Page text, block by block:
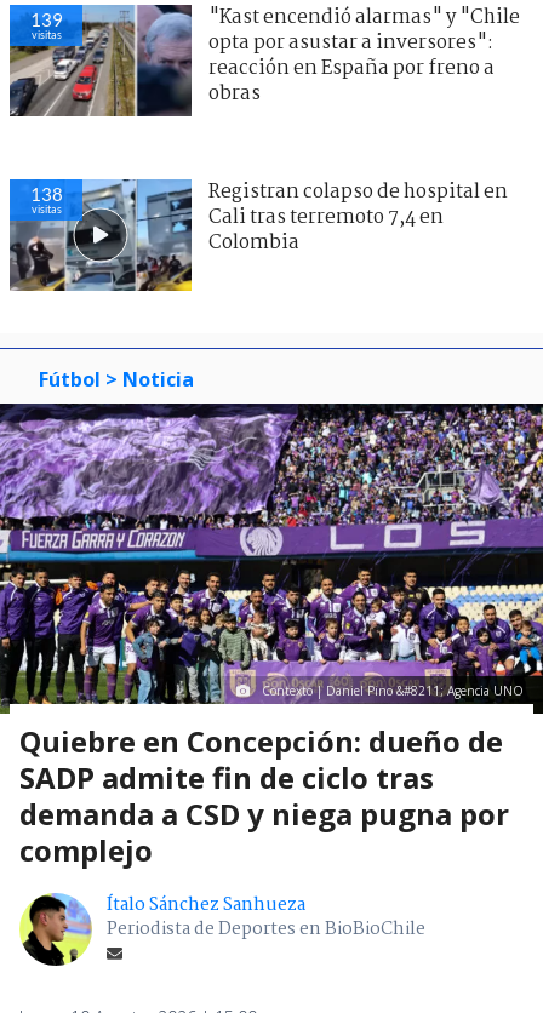
139
visitas
"Kast encendió alarmas" y "Chile
opta por asustar a inversores":
reacción en España por freno a
obras
138
visitas
Registran colapso de hospital en
Cali tras terremoto 7,4 en
Colombia
Fútbol > Noticia
Contexto | Daniel Pino &#8211; Agencia UNO
Quiebre en Concepción: dueño de
SADP admite fin de ciclo tras
demanda a CSD y niega pugna por
complejo
Ítalo Sánchez Sanhueza
Periodista de Deportes en BioBioChile